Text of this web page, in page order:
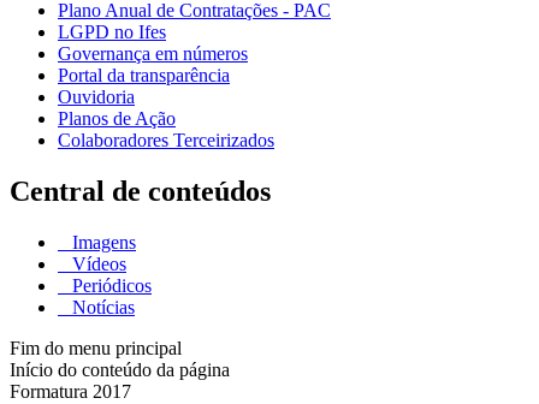
Plano Anual de Contratações - PAC
LGPD no Ifes
Governança em números
Portal da transparência
Ouvidoria
Planos de Ação
Colaboradores Terceirizados
Central de conteúdos
Imagens
Vídeos
Periódicos
Notícias
Fim do menu principal
Início do conteúdo da página
Formatura 2017